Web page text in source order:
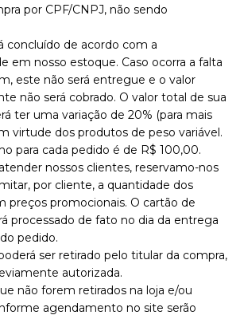
por CPF/CNPJ, não sendo
concluído de acordo com a
em nosso estoque. Caso ocorra a falta
este não será entregue e o valor
não será cobrado. O valor total de sua
ter uma variação de 20% (para mais
virtude dos produtos de peso variável.
para cada pedido é de R$ 100,00.
nossos clientes, reservamo-nos
por cliente, a quantidade dos
preços promocionais. O cartão de
processado de fato no dia da entrega
pedido.
ser retirado pelo titular da compra,
autorizada.
não forem retirados na loja e/ou
agendamento no site serão